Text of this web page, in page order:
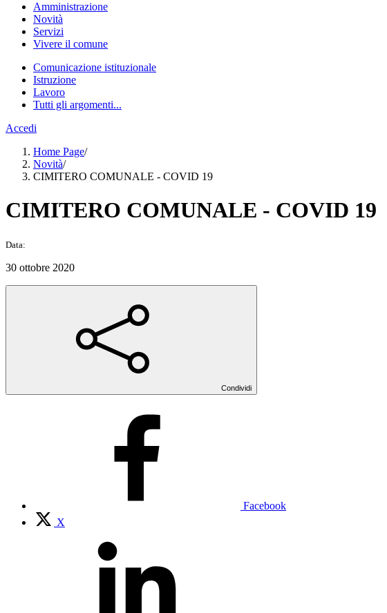
Amministrazione
Novità
Servizi
Vivere il comune
Comunicazione istituzionale
Istruzione
Lavoro
Tutti gli argomenti...
Accedi
Home Page/
Novità/
CIMITERO COMUNALE - COVID 19
CIMITERO COMUNALE - COVID 19
Data:
30 ottobre 2020
Condividi
Facebook
X